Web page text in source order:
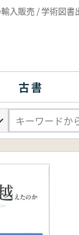
入販売 / 学術図書
古書